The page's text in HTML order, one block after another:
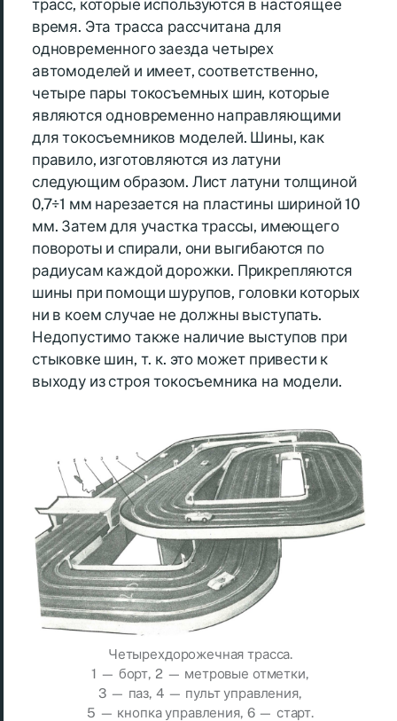
трасс, которые используются в настоящее
время. Эта трасса рассчитана для
одновременного заезда четырех
автомоделей и имеет, соответственно,
четыре пары токосъемных шин, которые
являются одновременно направляющими
для токосъемников моделей. Шины, как
правило, изготовляются из латуни
следующим образом. Лист латуни толщиной
0,7÷1 мм нарезается на пластины шириной 10
мм. Затем для участка трассы, имеющего
повороты и спирали, они выгибаются по
радиусам каждой дорожки. Прикрепляются
шины при помощи шурупов, головки которых
ни в коем случае не должны выступать.
Недопустимо также наличие выступов при
стыковке шин, т. к. это может привести к
выходу из строя токосъемника на модели.
Четырехдорожечная трасса.
1 — борт, 2 — метровые отметки,
3 — паз, 4 — пульт управления,
5 — кнопка управления, 6 — старт.